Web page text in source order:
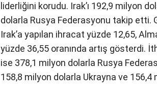
liderliğini korudu. Irak’ı 192,9 milyon
dolarla Rusya Federasyonu takip etti.
Irak’a yapılan ihracat yüzde 12,65,
yüzde 36,55 oranında artış gösterdi.
ise 378,1 milyon dolarla Rusya
158,8 milyon dolarla Ukrayna ve